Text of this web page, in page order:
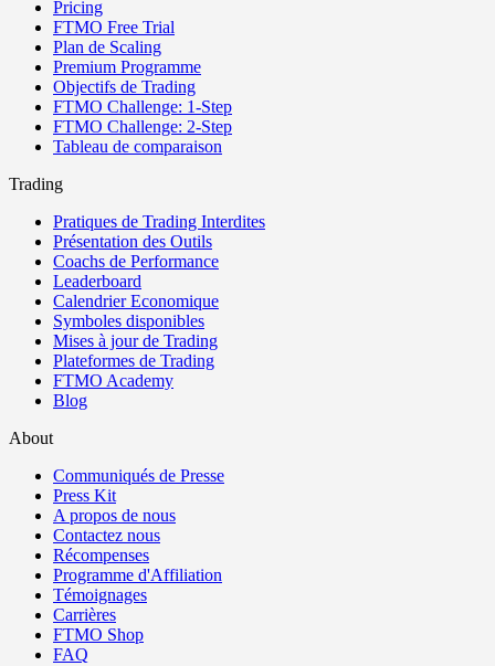
Pricing
FTMO Free Trial
Plan de Scaling
Premium Programme
Objectifs de Trading
FTMO Challenge: 1-Step
FTMO Challenge: 2-Step
Tableau de comparaison
Trading
Pratiques de Trading Interdites
Présentation des Outils
Coachs de Performance
Leaderboard
Calendrier Economique
Symboles disponibles
Mises à jour de Trading
Plateformes de Trading
FTMO Academy
Blog
About
Communiqués de Presse
Press Kit
A propos de nous
Contactez nous
Récompenses
Programme d'Affiliation
Témoignages
Carrières
FTMO Shop
FAQ